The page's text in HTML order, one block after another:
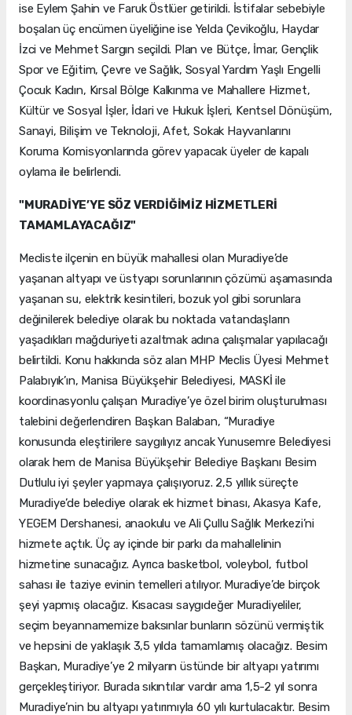
ise Eylem Şahin ve Faruk Östlüer getirildi. İstifalar sebebiyle
boşalan üç encümen üyeliğine ise Yelda Çevikoğlu, Haydar
İzci ve Mehmet Sargın seçildi. Plan ve Bütçe, İmar, Gençlik
Spor ve Eğitim, Çevre ve Sağlık, Sosyal Yardım Yaşlı Engelli
Çocuk Kadın, Kırsal Bölge Kalkınma ve Mahallere Hizmet,
Kültür ve Sosyal İşler, İdari ve Hukuk İşleri, Kentsel Dönüşüm,
Sanayi, Bilişim ve Teknoloji, Afet, Sokak Hayvanlarını
Koruma Komisyonlarında görev yapacak üyeler de kapalı
oylama ile belirlendi.
"MURADİYE’YE SÖZ VERDİĞİMİZ HİZMETLERİ
TAMAMLAYACAĞIZ"
Mecliste ilçenin en büyük mahallesi olan Muradiye’de
yaşanan altyapı ve üstyapı sorunlarının çözümü aşamasında
yaşanan su, elektrik kesintileri, bozuk yol gibi sorunlara
değinilerek belediye olarak bu noktada vatandaşların
yaşadıkları mağduriyeti azaltmak adına çalışmalar yapılacağı
belirtildi. Konu hakkında söz alan MHP Meclis Üyesi Mehmet
Palabıyık’ın, Manisa Büyükşehir Belediyesi, MASKİ ile
koordinasyonlu çalışan Muradiye’ye özel birim oluşturulması
talebini değerlendiren Başkan Balaban, “Muradiye
konusunda eleştirilere saygılıyız ancak Yunusemre Belediyesi
olarak hem de Manisa Büyükşehir Belediye Başkanı Besim
Dutlulu iyi şeyler yapmaya çalışıyoruz. 2,5 yıllık süreçte
Muradiye’de belediye olarak ek hizmet binası, Akasya Kafe,
YEGEM Dershanesi, anaokulu ve Ali Çullu Sağlık Merkezi’ni
hizmete açtık. Üç ay içinde bir parkı da mahallelinin
hizmetine sunacağız. Ayrıca basketbol, voleybol, futbol
sahası ile taziye evinin temelleri atılıyor. Muradiye’de birçok
şeyi yapmış olacağız. Kısacası saygıdeğer Muradiyeliler,
seçim beyannamemize baksınlar bunların sözünü vermiştik
ve hepsini de yaklaşık 3,5 yılda tamamlamış olacağız. Besim
Başkan, Muradiye’ye 2 milyarın üstünde bir altyapı yatırımı
gerçekleştiriyor. Burada sıkıntılar vardır ama 1,5-2 yıl sonra
Muradiye’nin bu altyapı yatırımıyla 60 yılı kurtulacaktır. Besim